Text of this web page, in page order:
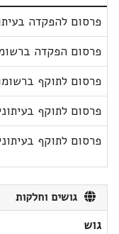
פרסום להפקדה
פרסום הפקדה
פרסום לתוקף
פרסום לתוקף
פרסום לתוקף
גושים וחלקות
גוש